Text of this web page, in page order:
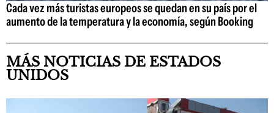
Cada vez más turistas europeos se quedan en su país por el
aumento de la temperatura y la economía, según Booking
MÁS NOTICIAS DE ESTADOS
UNIDOS